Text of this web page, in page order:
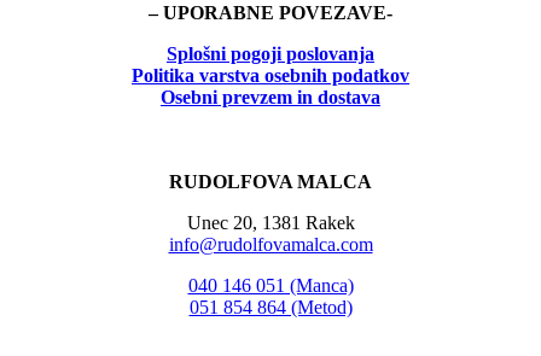
– UPORABNE POVEZAVE-
Splošni pogoji poslovanja
Politika varstva osebnih podatkov
Osebni prevzem in dostava
RUDOLFOVA MALCA
Unec 20, 1381 Rakek
info@rudolfovamalca.com
040 146 051 (Manca)
051 854 864 (Metod)